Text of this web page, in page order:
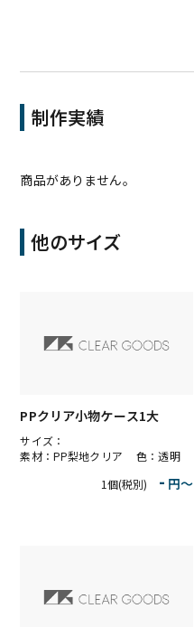
制作実績
商品がありません。
他のサイズ
PPクリア小物ケース1大
サイズ：
素材：PP梨地クリア 色：透明
1個(税別)
-円〜